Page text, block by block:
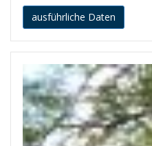
ausführliche Daten